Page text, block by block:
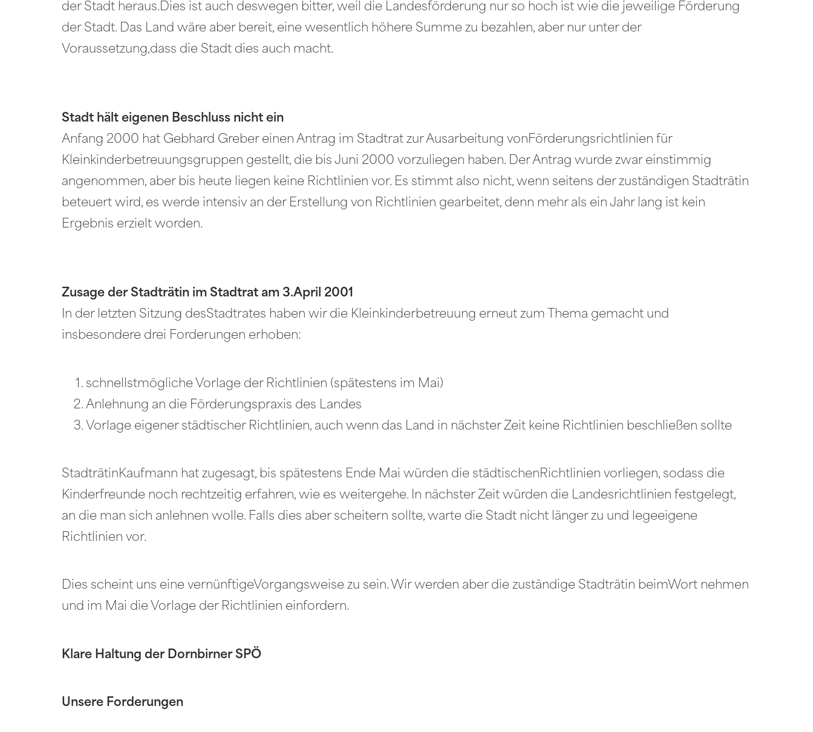
der Stadt heraus.Dies ist auch deswegen bitter, weil die Landesförderung nur so hoch ist wie die jeweilige Förderung
der Stadt. Das Land wäre aber bereit, eine wesentlich höhere Summe zu bezahlen, aber nur unter der
Voraussetzung,dass die Stadt dies auch macht.
Stadt hält eigenen Beschluss nicht ein
Anfang 2000 hat Gebhard Greber einen Antrag im Stadtrat zur Ausarbeitung vonFörderungsrichtlinien für
Kleinkinderbetreuungsgruppen gestellt, die bis Juni 2000 vorzuliegen haben. Der Antrag wurde zwar einstimmig
angenommen, aber bis heute liegen keine Richtlinien vor. Es stimmt also nicht, wenn seitens der zuständigen Stadträtin
beteuert wird, es werde intensiv an der Erstellung von Richtlinien gearbeitet, denn mehr als ein Jahr lang ist kein
Ergebnis erzielt worden.
Zusage der Stadträtin im Stadtrat am 3.April 2001
In der letzten Sitzung desStadtrates haben wir die Kleinkinderbetreuung erneut zum Thema gemacht und
insbesondere drei Forderungen erhoben:
schnellstmögliche Vorlage der Richtlinien (spätestens im Mai)
Anlehnung an die Förderungspraxis des Landes
Vorlage eigener städtischer Richtlinien, auch wenn das Land in nächster Zeit keine Richtlinien beschließen sollte
StadträtinKaufmann hat zugesagt, bis spätestens Ende Mai würden die städtischenRichtlinien vorliegen, sodass die
Kinderfreunde noch rechtzeitig erfahren, wie es weitergehe. In nächster Zeit würden die Landesrichtlinien festgelegt,
an die man sich anlehnen wolle. Falls dies aber scheitern sollte, warte die Stadt nicht länger zu und legeeigene
Richtlinien vor.
Dies scheint uns eine vernünftigeVorgangsweise zu sein. Wir werden aber die zuständige Stadträtin beimWort nehmen
und im Mai die Vorlage der Richtlinien einfordern.
Klare Haltung der Dornbirner SPÖ
Unsere Forderungen